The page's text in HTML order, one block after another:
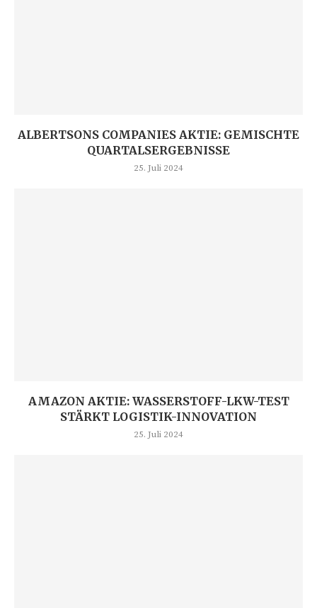
ALBERTSONS COMPANIES AKTIE: GEMISCHTE
QUARTALSERGEBNISSE
25. Juli 2024
AMAZON AKTIE: WASSERSTOFF-LKW-TEST
STÄRKT LOGISTIK-INNOVATION
25. Juli 2024